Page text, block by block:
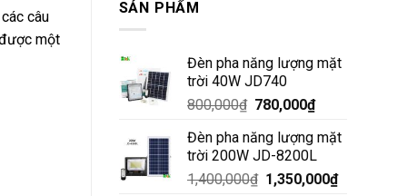
câu
một
SẢN PHẨM
Đèn pha năng lượng mặt
trời 40W JD740
800,000₫ 780,000₫
Đèn pha năng lượng mặt
trời 200W JD-8200L
1,400,000₫ 1,350,000₫